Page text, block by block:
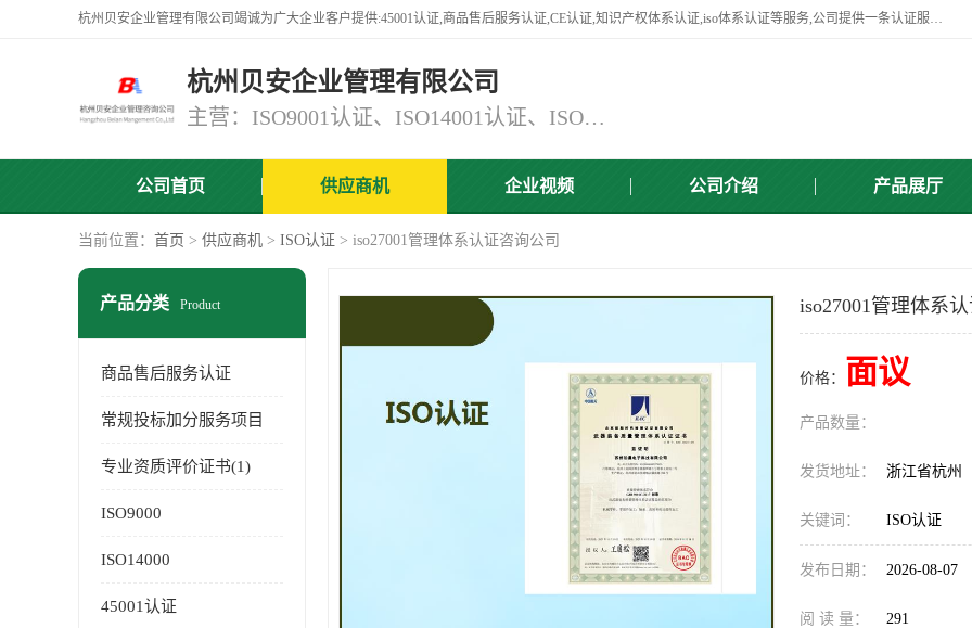
杭州贝安企业管理有限公司竭诚为广大企业客户提供:45001认证,商品售后服务认证,CE认证,知识产权体系认证,iso体系认证等服务,公司提供一条认证服务,方便快捷.
杭州贝安企业管理有限公司
主营：ISO9001认证、ISO14001认证、ISO认证、ISO22000认证、ISO/TS16949认证,FSC森林认证
公司首页 供应商机 企业视频 公司介绍 产品展厅
当前位置： 首页 > 供应商机 > ISO认证 > iso27001管理体系认证咨询公司
产品分类 Product
商品售后服务认证
常规投标加分服务项目
专业资质评价证书(1)
ISO9000
ISO14000
45001认证
iso27001管理体系
价格： 面议
产品数量：
发货地址： 浙江省杭州
关键词： ISO认证
发布日期： 2026-08-07
阅 读 量： 291